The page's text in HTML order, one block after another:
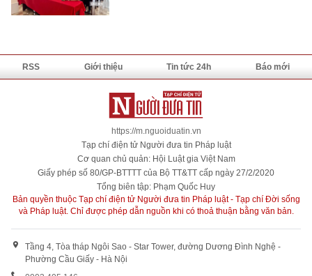
RSS Giới thiệu Tin tức 24h Báo mới
https://m.nguoiduatin.vn
Tạp chí điện tử Người đưa tin Pháp luật
Cơ quan chủ quản: Hội Luật gia Việt Nam
Giấy phép số 80/GP-BTTTT của Bộ TT&TT cấp ngày 27/2/2020
Tổng biên tập: Phạm Quốc Huy
Bản quyền thuộc Tạp chí điện tử Người đưa tin Pháp luật - Tạp chí Đời sống
và Pháp luật. Chỉ được phép dẫn nguồn khi có thoả thuận bằng văn bản.
Tầng 4, Tòa tháp Ngôi Sao - Star Tower, đường Dương Đình Nghệ -
Phường Cầu Giấy - Hà Nội